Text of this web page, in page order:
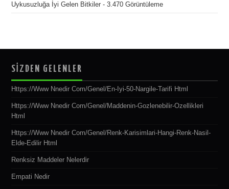
Uykusuzluğa İyi Gelen Bitkiler - 3.470 Görüntüleme
SİZDEN GELENLER
Https://www Nnedir Com/genel/en-Iyi-50-Nargile-Tarifi Html
Https://www Nnedir Com/genel/maddenin-Gozlenebilir-Ozellikleri
Html
Https://www Nnedir Com/genel/renk-Karisimlari-Hangi-Renk-Nasil-
Elde-Edilir Html
Renksiz Maddeler Nelerdir
Empati Nedir